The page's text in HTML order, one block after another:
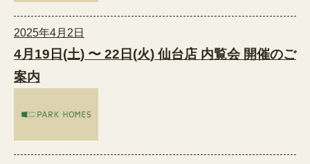
2025年4月2日
4月19日(土) 〜 22日(火) 仙台店 内覧会 開催のご
案内